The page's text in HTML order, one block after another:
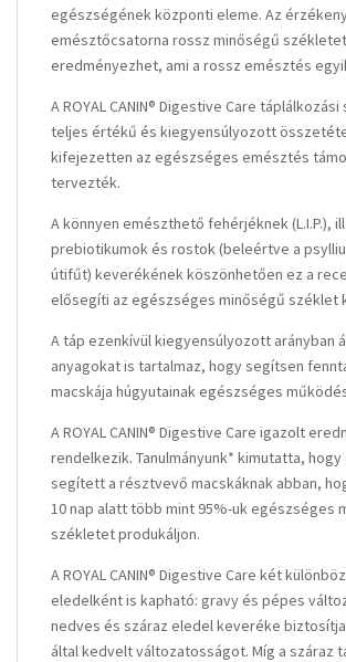
egészségének központi eleme. Az
emésztőcsatorna rossz minőségű székletet
eredményezhet, ami a rossz emésztés
A ROYAL CANIN® Digestive Care
teljes értékű és kiegyensúlyozott
kifejezetten az egészséges emésztés
tervezték.
A könnyen emészthető fehérjéknek (L.I.P.),
prebiotikumok és rostok (beleértve a
útifűt) keverékének köszönhetően ez a
elősegíti az egészséges minőségű széklet
A táp ezenkívül kiegyensúlyozott arányban
anyagokat is tartalmaz, hogy segítsen
macskája húgyutainak egészséges
A ROYAL CANIN® Digestive Care igazolt
rendelkezik. Tanulmányunk* kimutatta, hogy
segített a résztvevő macskáknak abban,
10 nap alatt több mint 95%-uk egészséges
székletet produkáljon.
A ROYAL CANIN® Digestive Care két
eledelként is kapható: gravy és pépes
nedves és száraz eledel keveréke
által kedvelt változatosságot. Míg a száraz